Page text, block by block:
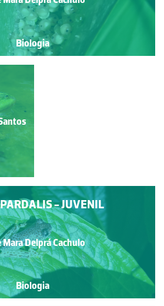
Biologia
- JUVENIL
Mara Delprá Cachulo
Biologia